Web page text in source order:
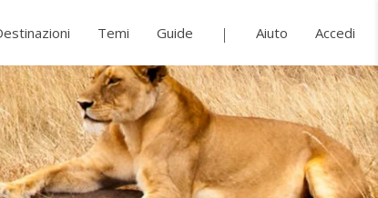
Temi Guide Aiuto Accedi